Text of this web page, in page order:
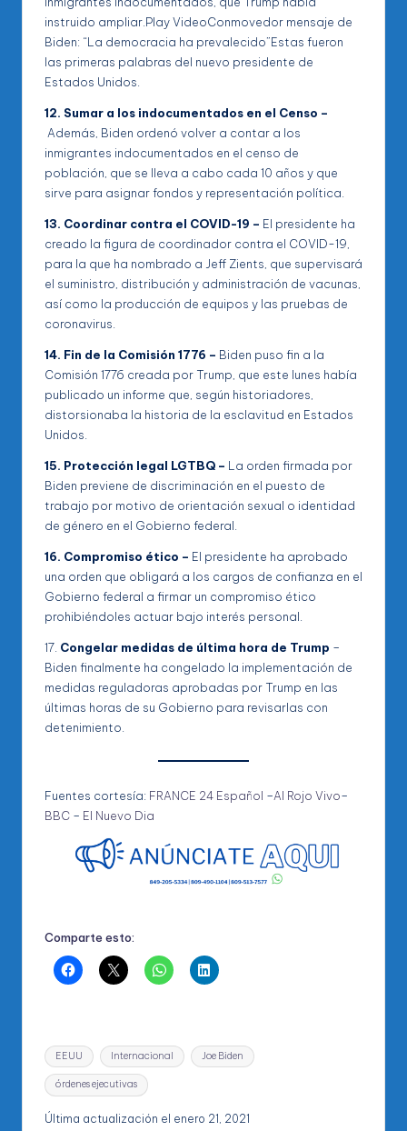
instruido ampliar.Play VideoConmovedor mensaje de
Biden: “La democracia ha prevalecido”Estas fueron
las primeras palabras del nuevo presidente de
Estados Unidos.
12. Sumar a los indocumentados en el Censo –
Además, Biden ordenó volver a contar a los
inmigrantes indocumentados en el censo de
población, que se lleva a cabo cada 10 años y que
sirve para asignar fondos y representación política.
13. Coordinar contra el COVID-19 – El presidente ha
creado la figura de coordinador contra el COVID-19,
para la que ha nombrado a Jeff Zients, que supervisará
el suministro, distribución y administración de vacunas,
así como la producción de equipos y las pruebas de
coronavirus.
14. Fin de la Comisión 1776 – Biden puso fin a la
Comisión 1776 creada por Trump, que este lunes había
publicado un informe que, según historiadores,
distorsionaba la historia de la esclavitud en Estados
Unidos.
15. Protección legal LGTBQ – La orden firmada por
Biden previene de discriminación en el puesto de
trabajo por motivo de orientación sexual o identidad
de género en el Gobierno federal.
16. Compromiso ético – El presidente ha aprobado
una orden que obligará a los cargos de confianza en el
Gobierno federal a firmar un compromiso ético
prohibiéndoles actuar bajo interés personal.
17. Congelar medidas de última hora de Trump –
Biden finalmente ha congelado la implementación de
medidas reguladoras aprobadas por Trump en las
últimas horas de su Gobierno para revisarlas con
detenimiento.
Fuentes cortesía: FRANCE 24 Español –Al Rojo Vivo–
BBC – El Nuevo Dia
Comparte esto:
Etiquetas:
EEUU Internacional Joe Biden
órdenes ejecutivas
Última actualización el enero 21, 2021